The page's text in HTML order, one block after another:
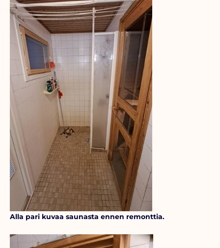
Alla pari kuvaa saunasta ennen remonttia.